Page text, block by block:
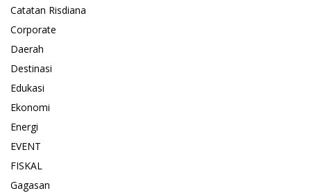
Catatan Risdiana
Corporate
Daerah
Destinasi
Edukasi
Ekonomi
Energi
EVENT
FISKAL
Gagasan